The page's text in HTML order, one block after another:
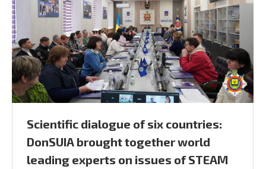
Scientific dialogue of six countries:
DonSUIA brought together world
leading experts on issues of STEAM